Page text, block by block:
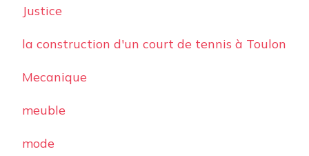
Justice
la construction d'un court de tennis à Toulon
Mecanique
meuble
mode